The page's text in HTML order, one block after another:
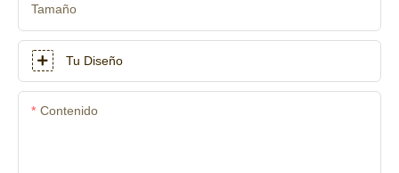
Tamaño
Tu Diseño
Contenido